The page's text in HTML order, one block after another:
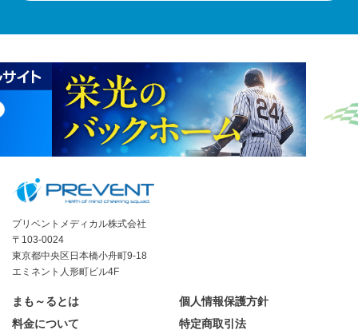
プリベントメディカル株式会社
〒103-0024
東京都中央区日本橋小舟町9-18
エミネント人形町ビル4F
まも～るとは
料金について
個人情報保護方針
特定商取引法